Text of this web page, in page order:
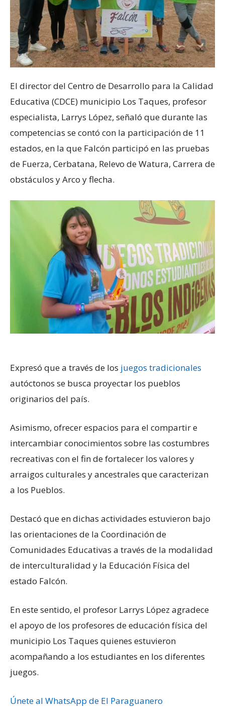
El director del Centro de Desarrollo para la Calidad
Educativa (CDCE) municipio Los Taques, profesor
especialista, Larrys López, señaló que durante las
competencias se contó con la participación de 11
estados, en la que Falcón participó en las pruebas
de Fuerza, Cerbatana, Relevo de Watura, Carrera de
obstáculos y Arco y flecha.
Expresó que a través de los juegos tradicionales
autóctonos se busca proyectar los pueblos
originarios del país.
Asimismo, ofrecer espacios para el compartir e
intercambiar conocimientos sobre las costumbres
recreativas con el fin de fortalecer los valores y
arraigos culturales y ancestrales que caracterizan
a los Pueblos.
Destacó que en dichas actividades estuvieron bajo
las orientaciones de la Coordinación de
Comunidades Educativas a través de la modalidad
de interculturalidad y la Educación Física del
estado Falcón.
En este sentido, el profesor Larrys López agradece
el apoyo de los profesores de educación física del
municipio Los Taques quienes estuvieron
acompañando a los estudiantes en los diferentes
juegos.
Únete al WhatsApp de El Paraguanero